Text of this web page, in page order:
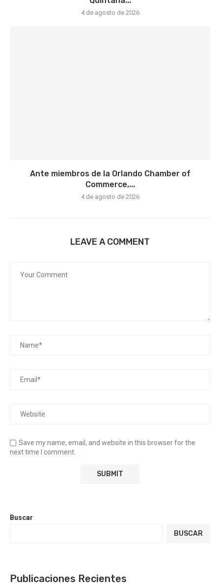
4 de agosto de 2026
Ante miembros de la Orlando Chamber of
Commerce,...
4 de agosto de 2026
LEAVE A COMMENT
Save my name, email, and website in this browser for the
next time I comment.
Buscar
BUSCAR
Publicaciones Recientes